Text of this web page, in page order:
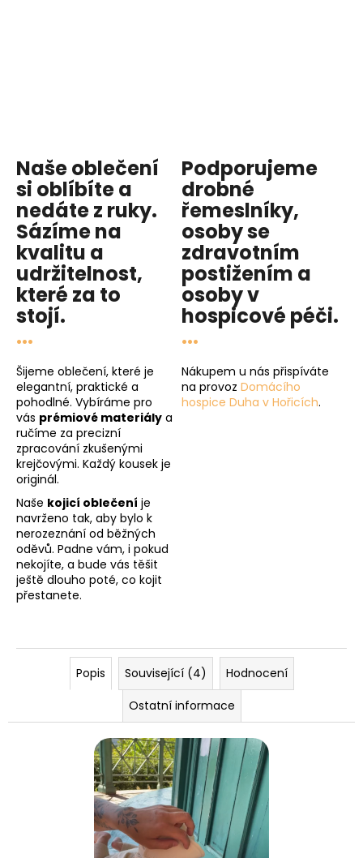
Naše oblečení
si oblíbíte a
nedáte z ruky.
Sázíme na
kvalitu a
udržitelnost,
které za to
stojí.
...
Šijeme oblečení, které je
elegantní, praktické a
pohodlné. Vybíráme pro
vás prémiové materiály a
ručíme za precizní
zpracování zkušenými
krejčovými. Každý kousek je
originál.
Naše kojicí oblečení je
navrženo tak, aby bylo k
nerozeznání od běžných
oděvů. Padne vám, i pokud
nekojíte, a bude vás těšit
ještě dlouho poté, co kojit
přestanete.
Podporujeme
drobné
řemeslníky,
osoby se
zdravotním
postižením a
osoby v
hospicové péči.
...
Nákupem u nás přispíváte
na provoz Domácího
hospice Duha v Hořicích.
Popis Související (4)
Hodnocení
Ostatní informace